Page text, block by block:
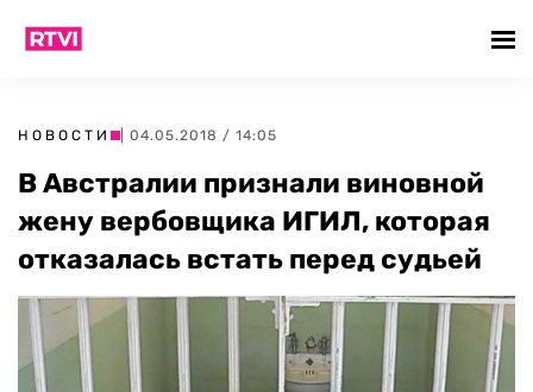
НОВОСТИ | 04.05.2018 / 14:05
В Австралии признали виновной
жену вербовщика ИГИЛ, которая
отказалась встать перед судьей